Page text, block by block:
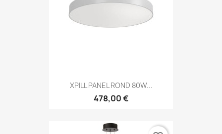
XPILL PANEL ROND 80W...
478,00 €